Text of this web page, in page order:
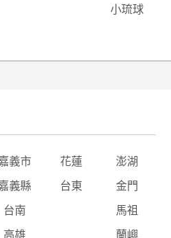
小琉球
義市 花蓮 澎湖
義縣 台東 金門
台南 馬祖
高雄 蘭嶼